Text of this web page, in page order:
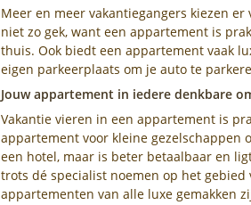
Meer en meer vakantiegangers kiezen
niet zo gek, want een appartement is
thuis. Ook biedt een appartement vaak
eigen parkeerplaats om je auto te
Jouw appartement in iedere denkbare
Vakantie vieren in een appartement is
appartement voor kleine gezelschappen
een hotel, maar is beter betaalbaar en
trots dé specialist noemen op het
appartementen van alle luxe gemakken